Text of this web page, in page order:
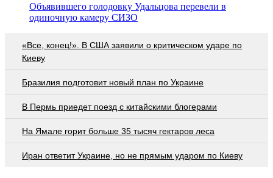
Объявившего голодовку Удальцова перевели в
одиночную камеру СИЗО
«Все, конец!». В США заявили о критическом ударе по
Киеву
Бразилия подготовит новый план по Украине
В Пермь приедет поезд с китайскими блогерами
На Ямале горит больше 35 тысяч гектаров леса
Иран ответит Украине, но не прямым ударом по Киеву